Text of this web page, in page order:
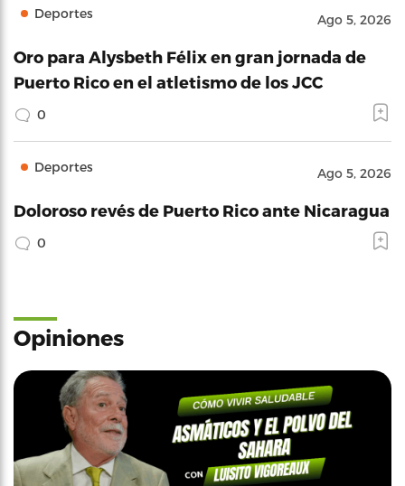
Deportes Ago 5, 2026
Oro para Alysbeth Félix en gran jornada de
Puerto Rico en el atletismo de los JCC
0
Deportes Ago 5, 2026
Doloroso revés de Puerto Rico ante Nicaragua
0
Opiniones